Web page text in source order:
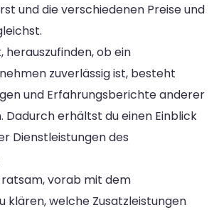
und die verschiedenen Preise und
herauszufinden, ob ein
zuverlässig ist, besteht
und Erfahrungsberichte anderer
Dadurch erhältst du einen Einblick
Dienstleistungen des
ratsam, vorab mit dem
klären, welche Zusatzleistungen